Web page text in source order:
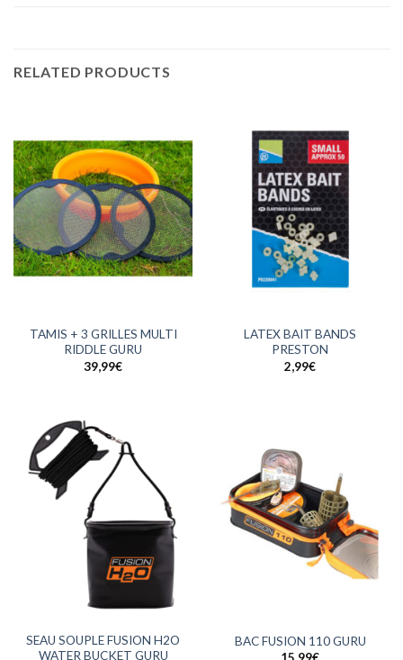
RELATED PRODUCTS
TAMIS + 3 GRILLES MULTI
RIDDLE GURU
39,99€
LATEX BAIT BANDS
PRESTON
2,99€
SEAU SOUPLE FUSION H2O
WATER BUCKET GURU
BAC FUSION 110 GURU